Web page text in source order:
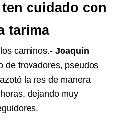
cuidado con
tarima
caminos.- Joaquín
de trovadores, pseudos
la res de manera
dejando muy